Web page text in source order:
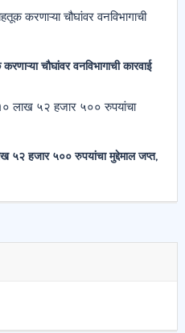
चौघांवर वनविभागाची कारवाई
५२ हजार ५०० रुपयांचा मुद्देमाल जप्त,